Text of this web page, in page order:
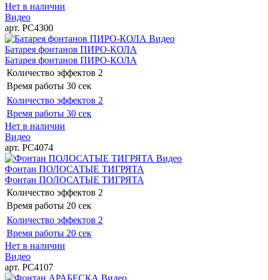
Нет в наличии
Видео
арт. РС4300
Видео
Батарея фонтанов ПИРО-КОЛА
Батарея фонтанов ПИРО-КОЛА
Количество эффектов 2
Время работы 30 сек
Количество эффектов 2
Время работы 30 сек
Нет в наличии
Видео
арт. РС4074
Видео
Фонтан ПОЛОСАТЫЕ ТИГРЯТА
Фонтан ПОЛОСАТЫЕ ТИГРЯТА
Количество эффектов 2
Время работы 20 сек
Количество эффектов 2
Время работы 20 сек
Нет в наличии
Видео
арт. РС4107
Видео